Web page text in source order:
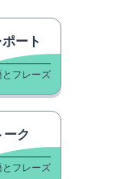
ート
とフレーズ
ク
とフレーズ